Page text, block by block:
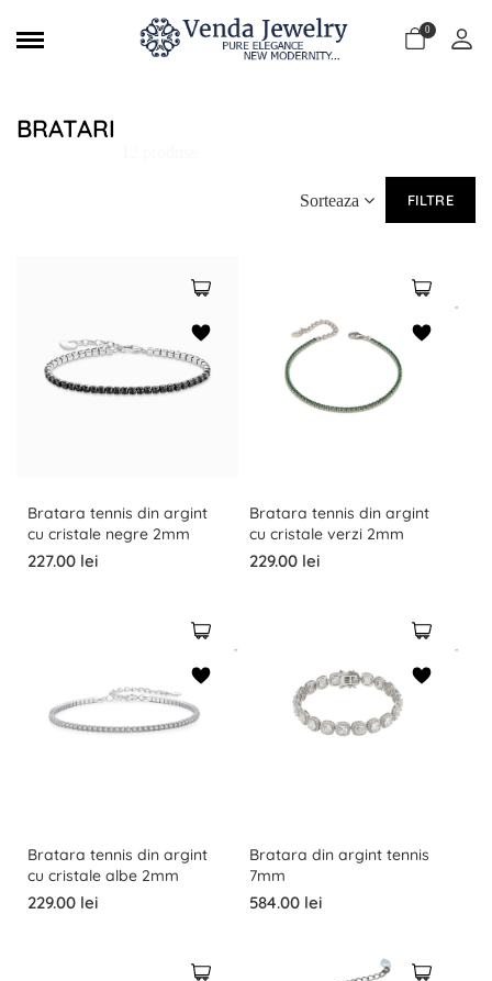
0
BRATARI
Sorteaza FILTRE
Bratara tennis din argint
cu cristale negre 2mm
227.00 lei
Bratara tennis din argint
cu cristale verzi 2mm
229.00 lei
Bratara tennis din argint
cu cristale albe 2mm
229.00 lei
Bratara din argint tennis
7mm
584.00 lei